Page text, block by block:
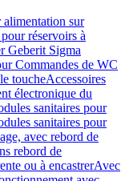
alimentation sur
réservoirs à
Geberit Sigma
Commandes de WC
toucheAccessoires
électronique du
sanitaires pour
sanitaires pour
avec rebord de
rebord de
ou à encastrerAvec